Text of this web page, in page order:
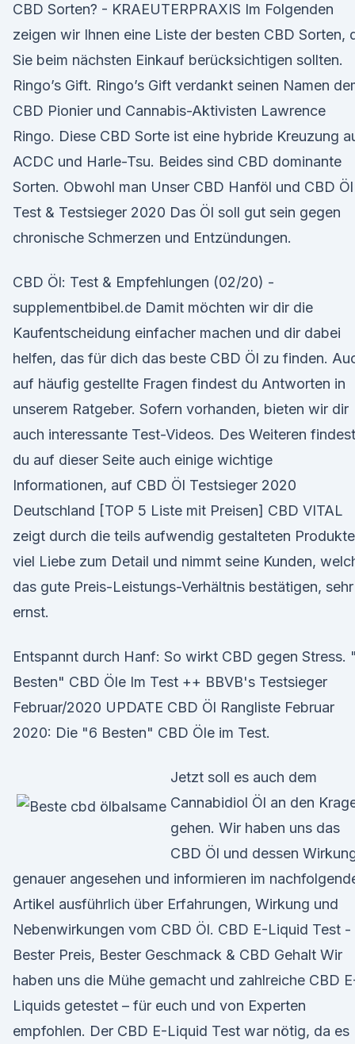
CBD Sorten? - KRAEUTERPRAXIS Im Folgenden
zeigen wir Ihnen eine Liste der besten CBD Sorten,
Sie beim nächsten Einkauf berücksichtigen sollten.
Ringo’s Gift. Ringo’s Gift verdankt seinen Namen
CBD Pionier und Cannabis-Aktivisten Lawrence
Ringo. Diese CBD Sorte ist eine hybride Kreuzung
ACDC und Harle-Tsu. Beides sind CBD dominante
Sorten. Obwohl man Unser CBD Hanföl und CBD Öl
Test & Testsieger 2020 Das Öl soll gut sein gegen
chronische Schmerzen und Entzündungen.
CBD Öl: Test & Empfehlungen (02/20) -
supplementbibel.de Damit möchten wir dir die
Kaufentscheidung einfacher machen und dir dabei
helfen, das für dich das beste CBD Öl zu finden.
auf häufig gestellte Fragen findest du Antworten in
unserem Ratgeber. Sofern vorhanden, bieten wir dir
auch interessante Test-Videos. Des Weiteren findest
du auf dieser Seite auch einige wichtige
Informationen, auf CBD Öl Testsieger 2020
Deutschland [TOP 5 Liste mit Preisen] CBD VITAL
zeigt durch die teils aufwendig gestalteten Produkte
viel Liebe zum Detail und nimmt seine Kunden,
das gute Preis-Leistungs-Verhältnis bestätigen, sehr
ernst.
Entspannt durch Hanf: So wirkt CBD gegen Stress.
Besten" CBD Öle Im Test ++ BBVB's Testsieger
Februar/2020 UPDATE CBD Öl Rangliste Februar
2020: Die "6 Besten" CBD Öle im Test.
Jetzt soll es auch dem
Cannabidiol Öl an den
gehen. Wir haben uns das
CBD Öl und dessen
genauer angesehen und informieren im
Artikel ausführlich über Erfahrungen, Wirkung und
Nebenwirkungen vom CBD Öl. CBD E-Liquid Test -
Bester Preis, Bester Geschmack & CBD Gehalt Wir
haben uns die Mühe gemacht und zahlreiche CBD
Liquids getestet – für euch und von Experten
empfohlen. Der CBD E-Liquid Test war nötig, da es